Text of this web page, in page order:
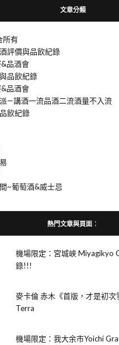
文章分類
所有
評價與品飲紀錄
品酒會
品飲紀錄
品酒會
—講酒一流品酒二流酒量不入流
飲紀錄
~葡萄酒&威士忌
熱門文章與頁面︰
機場限定：宮城峽 Miyagikyo
錄!!!
麥卡倫 赤木《首版，才是初次
Terra
機場限定：我大余市Yoichi